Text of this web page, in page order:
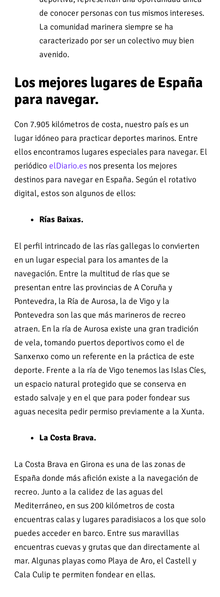
de conocer personas con tus mismos intereses.
La comunidad marinera siempre se ha
caracterizado por ser un colectivo muy bien
avenido.
Los mejores lugares de España
para navegar.
Con 7.905 kilómetros de costa, nuestro país es un
lugar idóneo para practicar deportes marinos. Entre
ellos encontramos lugares especiales para navegar. El
periódico elDiario.es nos presenta los mejores
destinos para navegar en España. Según el rotativo
digital, estos son algunos de ellos:
Rías Baixas.
El perfil intrincado de las rías gallegas lo convierten
en un lugar especial para los amantes de la
navegación. Entre la multitud de rías que se
presentan entre las provincias de A Coruña y
Pontevedra, la Ría de Aurosa, la de Vigo y la
Pontevedra son las que más marineros de recreo
atraen. En la ría de Aurosa existe una gran tradición
de vela, tomando puertos deportivos como el de
Sanxenxo como un referente en la práctica de este
deporte. Frente a la ría de Vigo tenemos las Islas Cíes,
un espacio natural protegido que se conserva en
estado salvaje y en el que para poder fondear sus
aguas necesita pedir permiso previamente a la Xunta.
La Costa Brava.
La Costa Brava en Girona es una de las zonas de
España donde más afición existe a la navegación de
recreo. Junto a la calidez de las aguas del
Mediterráneo, en sus 200 kilómetros de costa
encuentras calas y lugares paradisiacos a los que solo
puedes acceder en barco. Entre sus maravillas
encuentras cuevas y grutas que dan directamente al
mar. Algunas playas como Playa de Aro, el Castell y
Cala Culip te permiten fondear en ellas.